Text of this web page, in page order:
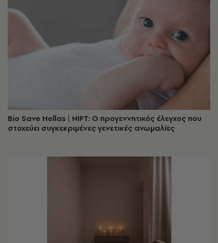
Bio Save Hellas | NIPT: Ο προγεννητικός έλεγχος που
στοχεύει συγκεκριμένες γενετικές ανωμαλίες